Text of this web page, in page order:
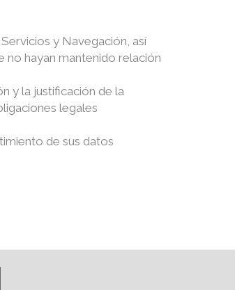
y Navegación, así
no hayan mantenido relación
y la justificación de la
legales
de sus datos